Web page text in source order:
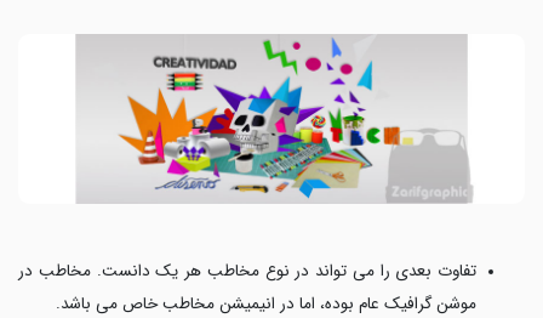
تفاوت بعدی را می تواند در نوع مخاطب هر یک دانست. مخاطب در
موشن گرافیک عام بوده، اما در انیمیشن مخاطب خاص می باشد.